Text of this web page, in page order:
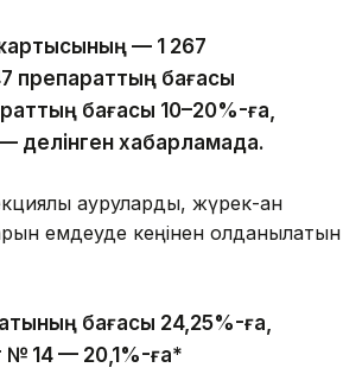
— 1 267
препараттың бағасы
бағасы 10–20%-ға,
делінген хабарламада.
ауруларды, жүрек-қан
емдеуде кеңінен қолданылатын
бағасы 24,25%-ға,
№ 14 — 20,1%-ға*